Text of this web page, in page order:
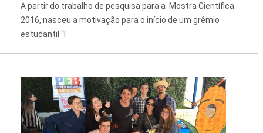
A partir do trabalho de pesquisa para a Mostra Científica
2016, nasceu a motivação para o início de um grêmio
estudantil “I